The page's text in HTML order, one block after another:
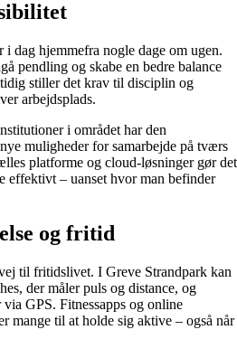
i dag hjemmefra nogle dage om ugen.
pendling og skabe en bedre balance
stiller det krav til disciplin og
arbejdsplads.
i området har den
muligheder for samarbejde på tværs
platforme og cloud-løsninger gør det
effektivt – uanset hvor man befinder
og fritid
til fritidslivet. I Greve Strandpark kan
der måler puls og distance, og
GPS. Fitnessapps og online
mange til at holde sig aktive – også når